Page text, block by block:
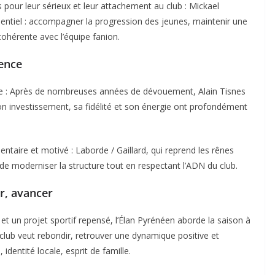
leur sérieux et leur attachement au club : Mickael
: accompagner la progression des jeunes, maintenir une
avec l’équipe fanion.
Après de nombreuses années de dévouement, Alain Tisnes
investissement, sa fidélité et son énergie ont profondément
et motivé : Laborde / Gaillard, qui reprend les rênes
moderniser la structure tout en respectant l’ADN du club.
avancer
un projet sportif repensé, l’Élan Pyrénéen aborde la saison à
veut rebondir, retrouver une dynamique positive et
identité locale, esprit de famille.